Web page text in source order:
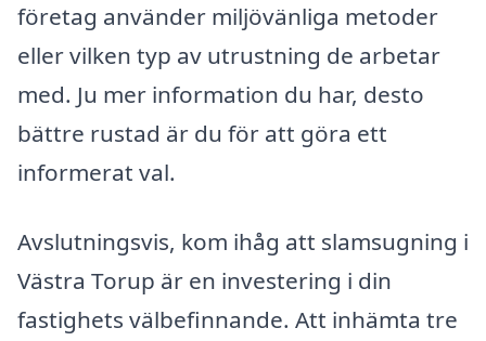
företag använder miljövänliga metoder
eller vilken typ av utrustning de arbetar
med. Ju mer information du har, desto
bättre rustad är du för att göra ett
informerat val.
Avslutningsvis, kom ihåg att slamsugning i
Västra Torup är en investering i din
fastighets välbefinnande. Att inhämta tre